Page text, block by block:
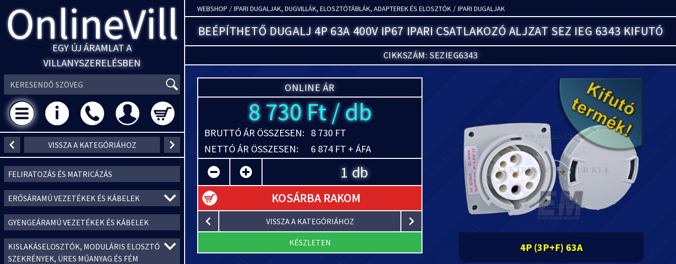
OnlineVill
EGY ÚJ ÁRAMLAT A
VILLANYSZERELÉSBEN
VISSZA A KATEGÓRIÁHOZ
FELIRATOZÁS ÉS MATRICÁZÁS
ERŐSÁRAMÚ VEZETÉKEK ÉS KÁBELEK
GYENGEÁRAMÚ VEZETÉKEK ÉS KÁBELEK
KISLAKÁSELOSZTÓK, MODULÁRIS ELOSZTÓ
SZEKRÉNYEK, ÜRES MŰANYAG ÉS FÉM
WEBSHOP / IPARI DUGALJAK, DUGVILLÁK, ELOSZTÓTÁBLÁK, ADAPTEREK ÉS ELOSZTÓK / IPARI DUGALJAK
BEÉPÍTHETŐ DUGALJ 4P 63A 400V IP67 IPARI CSATLAKOZÓ ALJZAT SEZ IEG 6343 KIFUTÓ
CIKKSZÁM: SEZIEG6343
ONLINE ÁR
8 730 Ft / db
BRUTTÓ ÁR ÖSSZESEN: 8 730 FT
NETTÓ ÁR ÖSSZESEN:
6 874 FT + ÁFA
db
KOSÁRBA RAKOM
VISSZA A KATEGÓRIÁHOZ
KÉSZLETEN 4P (3P+F) 63A